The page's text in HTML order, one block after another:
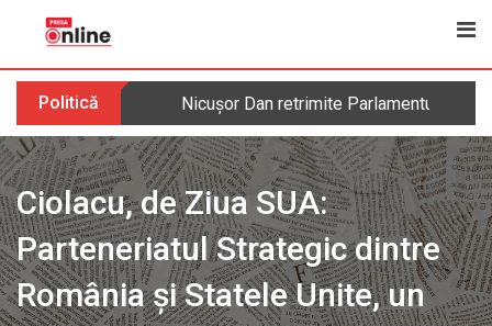
content
Politică Nicușor Dan retrimite Parlamentului
Ciolacu, de Ziua SUA:
Parteneriatul Strategic dintre
România și Statele Unite, un